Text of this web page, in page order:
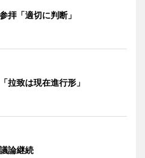
拝「適切に判断」
拉致は現在進行形」
論継続